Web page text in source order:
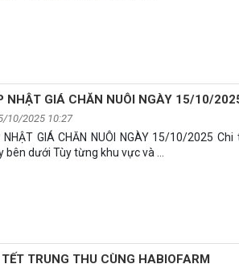
NHẬT GIÁ CHĂN NUÔI NGÀY 15/10/
10/2025 10:27
NHẬT GIÁ CHĂN NUÔI NGÀY 15/10/2025
bên dưới Tùy từng khu vực và …
TRUNG THU CÙNG HABIOFARM